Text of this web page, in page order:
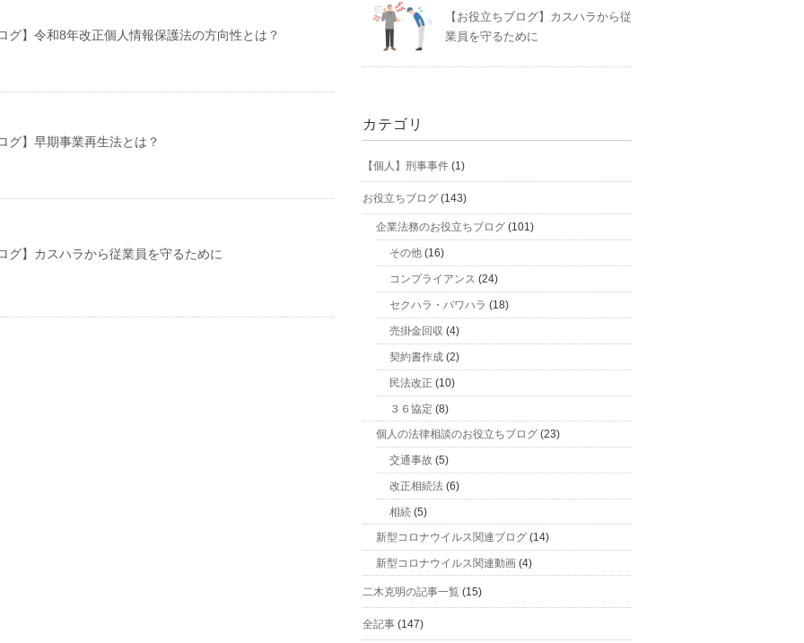
グ】令和8年改正個人情報保護法の方向性とは？
グ】早期事業再生法とは？
グ】カスハラから従業員を守るために
【お役立ちブログ】カスハラから従
業員を守るために
カテゴリ
【個人】刑事事件 (1)
お役立ちブログ (143)
企業法務のお役立ちブログ (101)
その他 (16)
コンプライアンス (24)
セクハラ・パワハラ (18)
売掛金回収 (4)
契約書作成 (2)
民法改正 (10)
３６協定 (8)
個人の法律相談のお役立ちブログ (23)
交通事故 (5)
改正相続法 (6)
相続 (5)
新型コロナウイルス関連ブログ (14)
新型コロナウイルス関連動画 (4)
二木克明の記事一覧 (15)
全記事 (147)